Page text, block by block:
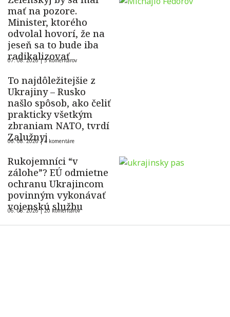
mať na pozore.
Minister, ktorého
odvolal hovorí, že na
jeseň sa to bude iba
radikalizovať
07. 08. 2026 |5 komentárov
To najdôležitejšie z
Ukrajiny – Rusko
našlo spôsob, ako čeliť
prakticky všetkým
zbraniam NATO, tvrdí
Zalužnyj
06. 08. 2026 |4 komentáre
Rukojemníci “v
zálohe”? EÚ odmietne
ochranu Ukrajincom
povinným vykonávať
vojenskú službu
06. 08. 2026 |20 komentárov